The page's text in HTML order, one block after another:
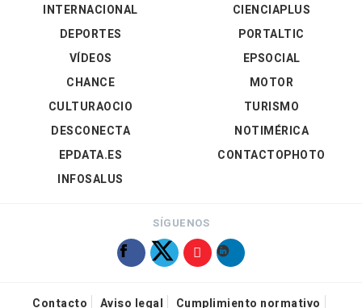
INTERNACIONAL
DEPORTES
VÍDEOS
CIENCIAPLUS
PORTALTIC
EPSOCIAL
CHANCE
CULTURAOCIO
DESCONECTA
EPDATA.ES
INFOSALUS
MOTOR
TURISMO
NOTIMÉRICA
CONTACTOPHOTO
SÍGUENOS
Contacto Aviso legal Cumplimiento normativo